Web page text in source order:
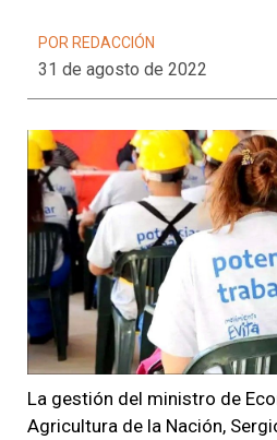
POR REDACCIÓN
31 de agosto de 2022
La gestión del ministro de
Agricultura de la Nación,